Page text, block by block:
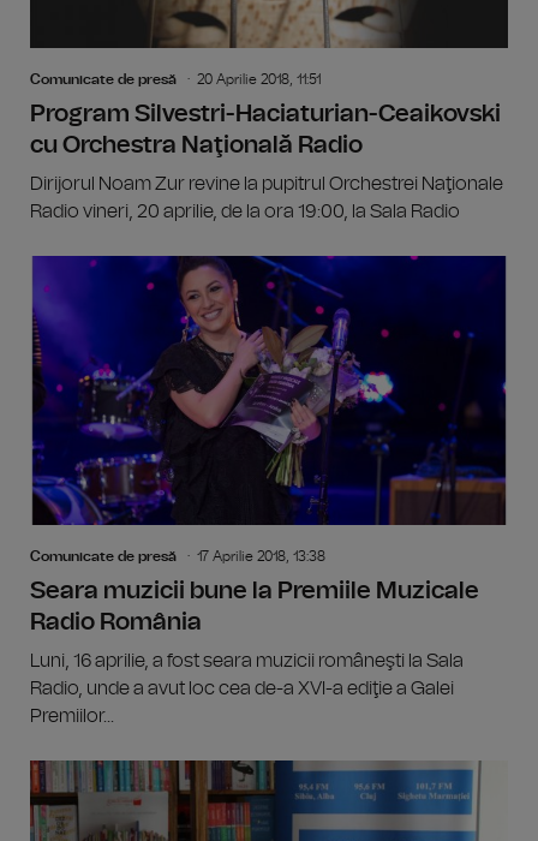
Comunicate de presă 20 Aprilie 2018, 11:51
Program Silvestri-Haciaturian-Ceaikovski
cu Orchestra Naţională Radio
Dirijorul Noam Zur revine la pupitrul Orchestrei Naţionale
Radio vineri, 20 aprilie, de la ora 19:00, la Sala Radio
Comunicate de presă 17 Aprilie 2018, 13:38
Seara muzicii bune la Premiile Muzicale
Radio România
Luni, 16 aprilie, a fost seara muzicii româneşti la Sala
Radio, unde a avut loc cea de-a XVI-a ediţie a Galei
Premiilor...